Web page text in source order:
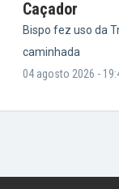
Caçador
Bispo fez uso da
caminhada
04 agosto 2026 -